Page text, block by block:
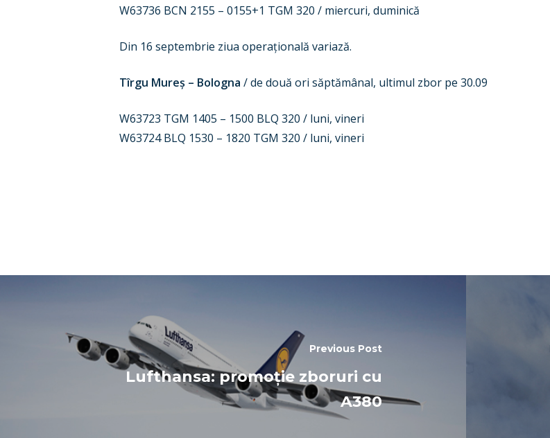
W63736 BCN 2155 – 0155+1 TGM 320 / miercuri, duminică
Din 16 septembrie ziua operațională variază.
Tîrgu Mureș – Bologna / de două ori săptămânal, ultimul zbor pe 30.09
W63723 TGM 1405 – 1500 BLQ 320 / luni, vineri
W63724 BLQ 1530 – 1820 TGM 320 / luni, vineri
Previous Post
Lufthansa: promoție zboruri cu
A380